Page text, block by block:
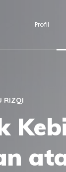
Profil
RIZQI